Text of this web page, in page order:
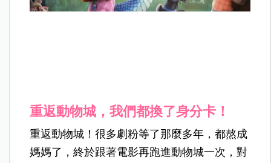
重返動物城，我們都換了身分卡！
重返動物城！很多劇粉等了那麼多年，都熬成
媽媽了，終於跟著電影再跑進動物城一次，對